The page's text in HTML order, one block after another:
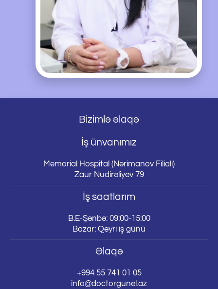
Bizimlə əlaqə
İş ünvanımız
Memorial Hospital (Nərimanov Filialı)
Zaur Nudirəliyev 79
İş saatlarım
B.E-Şənbə: 09:00-15:00
Bazar: Qeyri iş günü
Əlaqə
+994 55 741 01 05
info@doctorgunel.az